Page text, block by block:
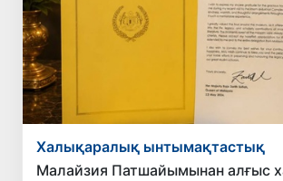
Халықаралық ынтымақтастық
Малайзия Патшайымынан алғыс